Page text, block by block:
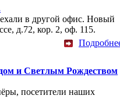
в другой офис. Новый
д.72, кор. 2, оф. 115.
и Светлым Рождеством
посетители наших